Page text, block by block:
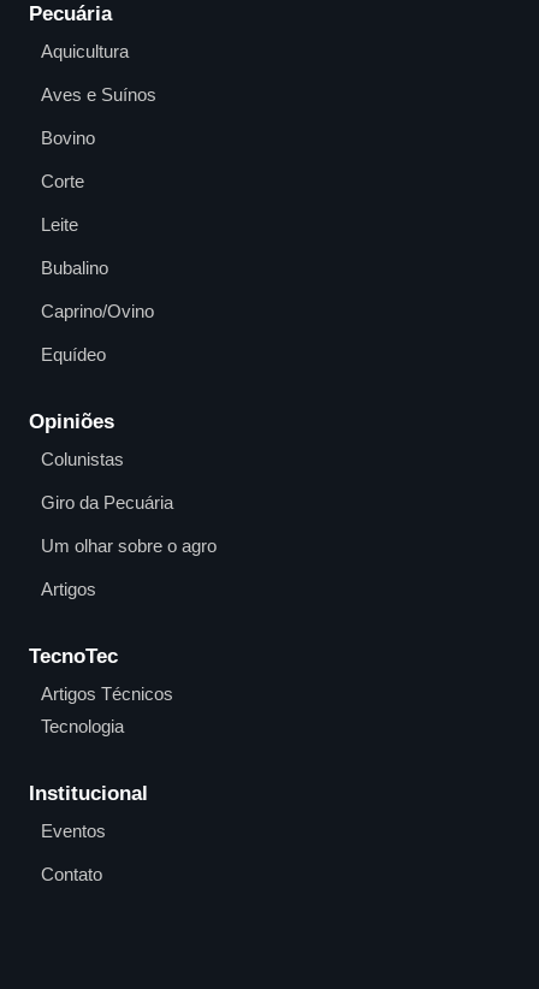
Pecuária
Aquicultura
Aves e Suínos
Bovino
Corte
Leite
Bubalino
Caprino/Ovino
Equídeo
Opiniões
Colunistas
Giro da Pecuária
Um olhar sobre o agro
Artigos
TecnoTec
Artigos Técnicos
Tecnologia
Institucional
Eventos
Contato